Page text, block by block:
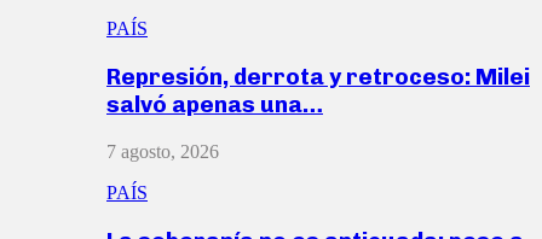
PAÍS
Represión, derrota y retroceso: Milei
salvó apenas una…
7 agosto, 2026
PAÍS